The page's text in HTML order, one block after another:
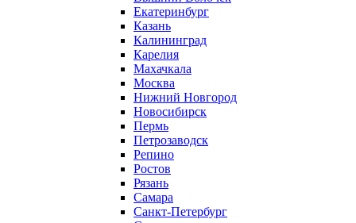
Екатеринбург
Казань
Калининград
Карелия
Махачкала
Москва
Нижний Новгород
Новосибирск
Пермь
Петрозаводск
Репино
Ростов
Рязань
Самара
Санкт-Петербург